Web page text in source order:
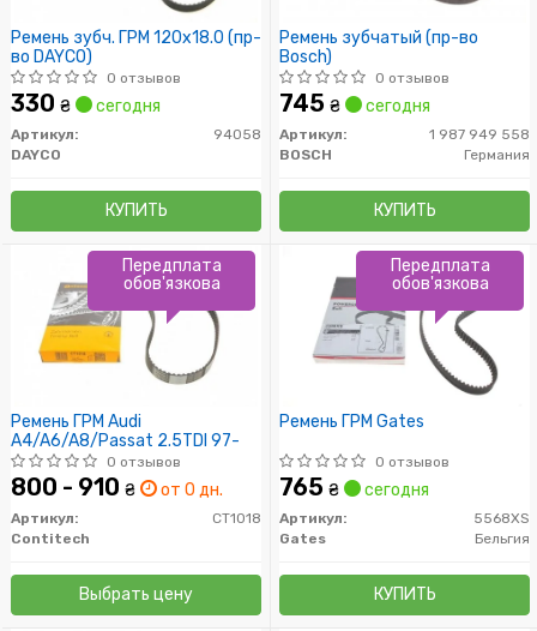
Ремень зубч. ГРМ 120x18.0 (пр-
во DAYCO)
0 отзывов
330 ₴ сегодня
Артикул:
94058
DAYCO
КУПИТЬ
Ремень зубчатый (пр-во
Bosch)
0 отзывов
745 ₴ сегодня
Артикул:
1 987 949 558
BOSCH
Германия
КУПИТЬ
Ремень ГРМ Audi
A4/A6/A8/Passat 2.5TDI 97-
0 отзывов
800 - 910 ₴ от 0 дн.
Артикул:
CT1018
Contitech
Выбрать цену
Передплата
обов'язкова
Ремень ГРМ Gates
0 отзывов
765 ₴ сегодня
Артикул:
5568XS
Gates
Бельгия
КУПИТЬ
Передплата
обов'язкова